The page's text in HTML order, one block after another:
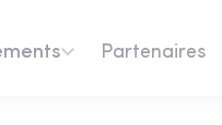
Partenaires